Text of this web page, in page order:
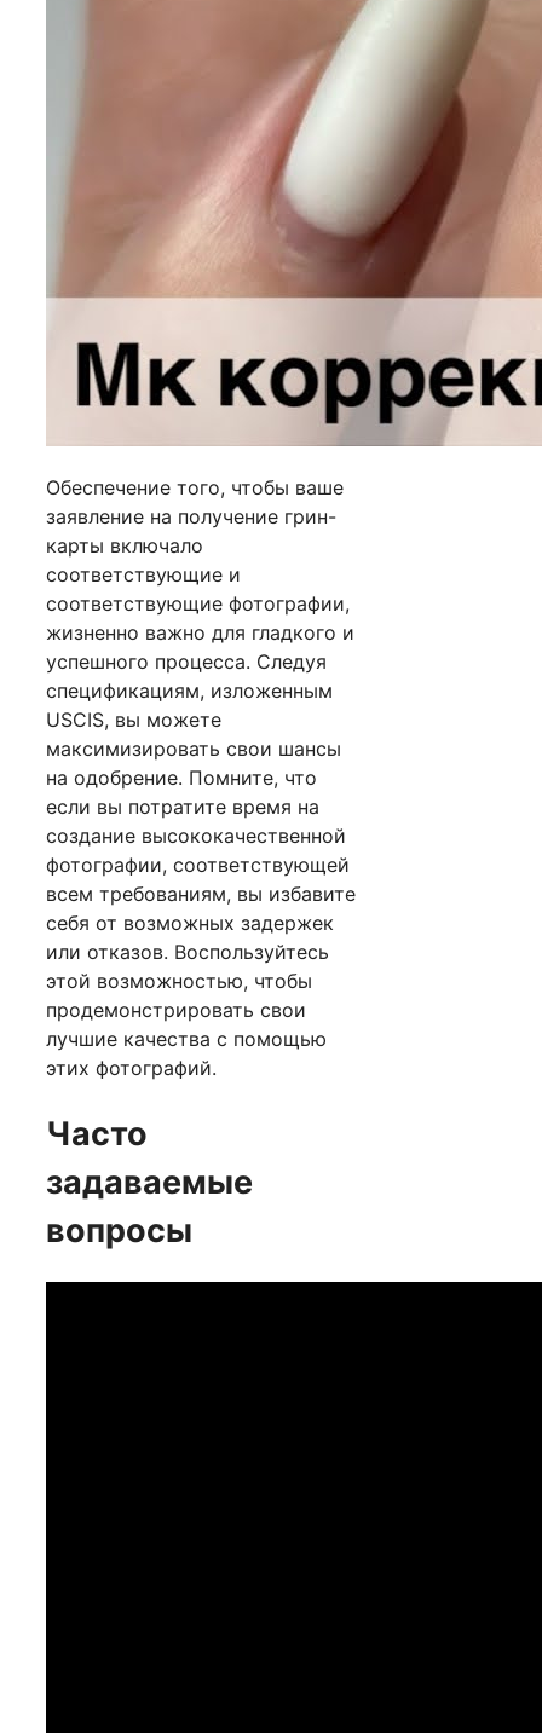
Обеспечение того, чтобы ваше
заявление на получение грин-
карты включало
соответствующие и
соответствующие фотографии,
жизненно важно для гладкого и
успешного процесса. Следуя
спецификациям, изложенным
USCIS, вы можете
максимизировать свои шансы
на одобрение. Помните, что
если вы потратите время на
создание высококачественной
фотографии, соответствующей
всем требованиям, вы избавите
себя от возможных задержек
или отказов. Воспользуйтесь
этой возможностью, чтобы
продемонстрировать свои
лучшие качества с помощью
этих фотографий.
Часто
задаваемые
вопросы